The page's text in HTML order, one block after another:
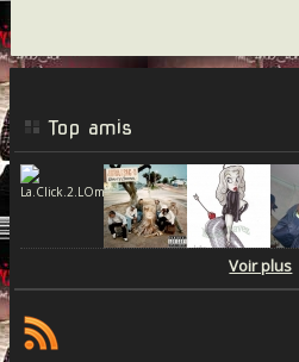
Top amis
Voir plus